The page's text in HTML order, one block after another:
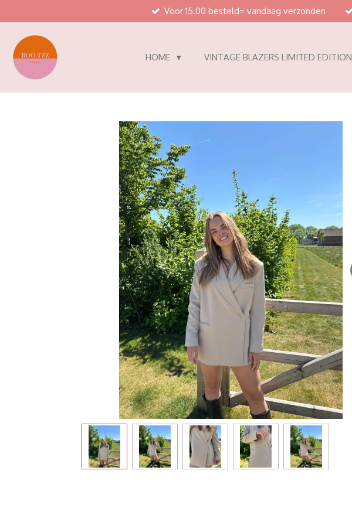
direct
naar
de
hoofdinhoud
Voor 15.00 besteld= vandaag verzonden
HOME VINTAGE BLAZERS LIMITED EDITION